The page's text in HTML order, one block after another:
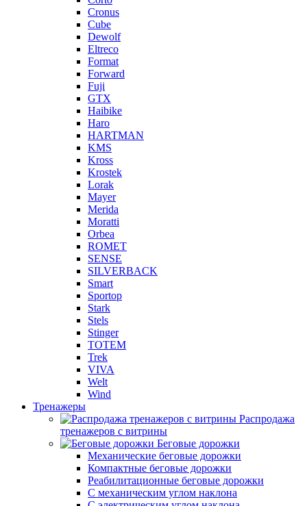
Cronus
Cube
Dewolf
Eltreco
Format
Forward
Fuji
GTX
Haibike
Haro
HARTMAN
KMS
Kross
Krostek
Lorak
Mayer
Merida
Moratti
Orbea
ROMET
SENSE
SILVERBACK
Smart
Sportop
Stark
Stels
Stinger
TOTEM
Trek
VIVA
Welt
Wind
Тренажеры
Распродажа
тренажеров с витрины
Беговые дорожки
Механические беговые дорожки
Компактные беговые дорожки
Реабилитационные беговые дорожки
С механическим углом наклона